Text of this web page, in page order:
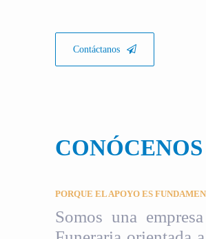
Contáctanos
CONÓCENOS
PORQUE EL APOYO ES
Somos una